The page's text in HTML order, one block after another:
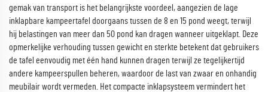
gemak van transport is het belangrijkste voordeel, aangezien de lage
inklapbare kampeertafel doorgaans tussen de 8 en 15 pond weegt, terwijl
hij belastingen van meer dan 50 pond kan dragen wanneer uitgeklapt. Deze
opmerkelijke verhouding tussen gewicht en sterkte betekent dat gebruikers
de tafel eenvoudig met één hand kunnen dragen terwijl ze tegelijkertijd
andere kampeerspullen beheren, waardoor de last van zwaar en onhandig
meubilair wordt vermeden. Het compacte inklapsysteem vermindert het